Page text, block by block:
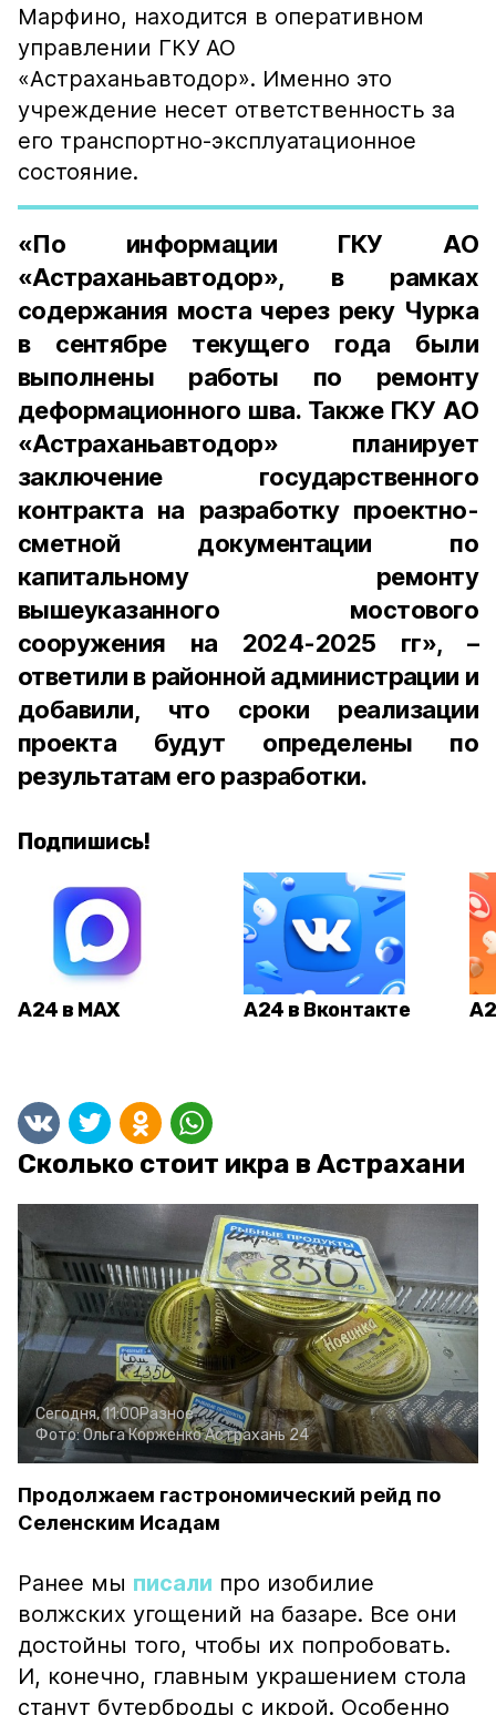
Марфино, находится в оперативном
управлении ГКУ АО
«Астраханьавтодор». Именно это
учреждение несет ответственность за
его транспортно-эксплуатационное
состояние.
«По информации ГКУ АО
«Астраханьавтодор», в рамках
содержания моста через реку Чурка
в сентябре текущего года были
выполнены работы по ремонту
деформационного шва. Также ГКУ АО
«Астраханьавтодор» планирует
заключение государственного
контракта на разработку проектно-
сметной документации по
капитальному ремонту
вышеуказанного мостового
сооружения на 2024-2025 гг», –
ответили в районной администрации и
добавили, что сроки реализации
проекта будут определены по
результатам его разработки.
Подпишись!
А24 в MAX А24 в Вконтакте
Сколько стоит икра в Астрахани
Сегодня, 11:00Разное
Фото:Ольга КорженкоАстрахань 24
Продолжаем гастрономический рейд по
Селенским Исадам
Ранее мы писали про изобилие
волжских угощений на базаре. Все они
достойны того, чтобы их попробовать.
И, конечно, главным украшением стола
станут бутерброды с икрой. Особенно